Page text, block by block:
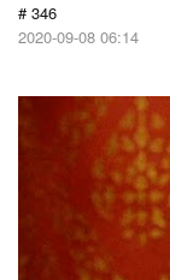
# 346
2020-09-08 06:14